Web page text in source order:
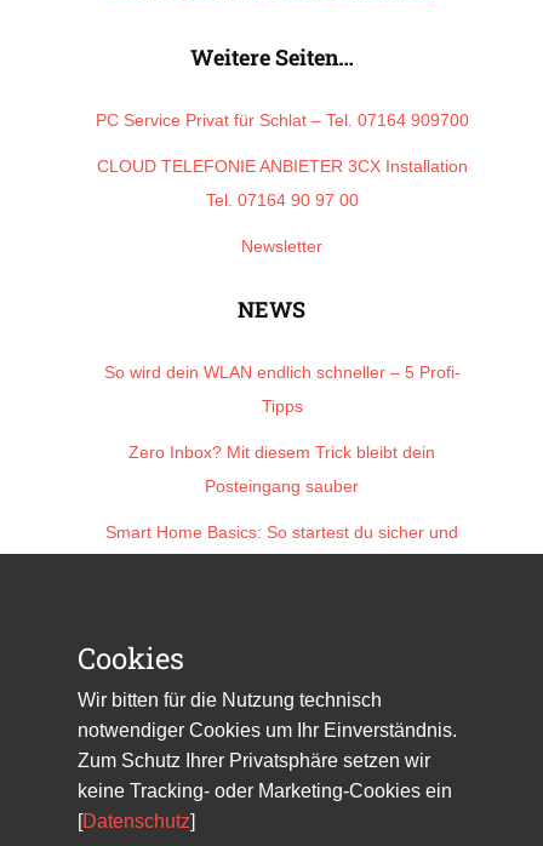
Weitere Seiten…
PC Service Privat für Schlat – Tel. 07164 909700
CLOUD TELEFONIE ANBIETER 3CX Installation
Tel. 07164 90 97 00
Newsletter
NEWS
So wird dein WLAN endlich schneller – 5 Profi-
Tipps
Zero Inbox? Mit diesem Trick bleibt dein
Posteingang sauber
Smart Home Basics: So startest du sicher und
Was tun mit dem alten Laptop? Diese Ideen
lohnen sich
Block header
Block content. Lorem ipsum dolor sit amet,
Cookies
Wir bitten für die Nutzung technisch
notwendiger Cookies um Ihr Einverständnis.
Zum Schutz Ihrer Privatsphäre setzen wir
keine Tracking- oder Marketing-Cookies ein
[Datenschutz]